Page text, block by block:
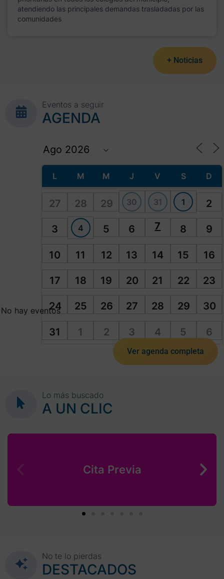
atendiendo las principales demandas trasladadas por las
comunidades
+ Noticias
Eventos a seguir
AGENDA
L M M J V S D
27 28 29 30 31 1 2
3 4 5 6 7 8 9
10 11 12 13 14 15 16
17 18 19 20 21 22 23
24 25 26 27 28 29 30
31 1 2 3 4 5 6
No hay eventos
Ver agenda completa
Lo más buscado
A UN CLIC
Cita Previa
No te lo pierdas
DESTACADOS